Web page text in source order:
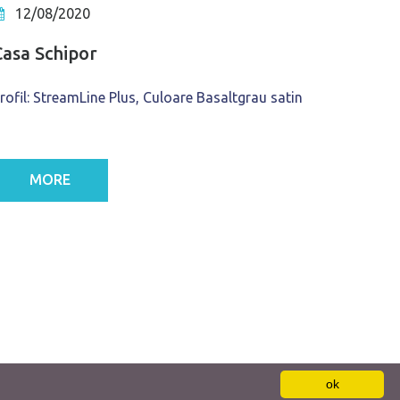
12/08/2020
Schipor
StreamLine Plus, Culoare Basaltgrau satin
MORE
ok